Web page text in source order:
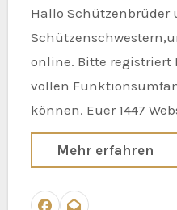
Hallo Schützenbrüder und
online. Bitte registriert
vollen
können. Euer 1447
Mehr erfahren